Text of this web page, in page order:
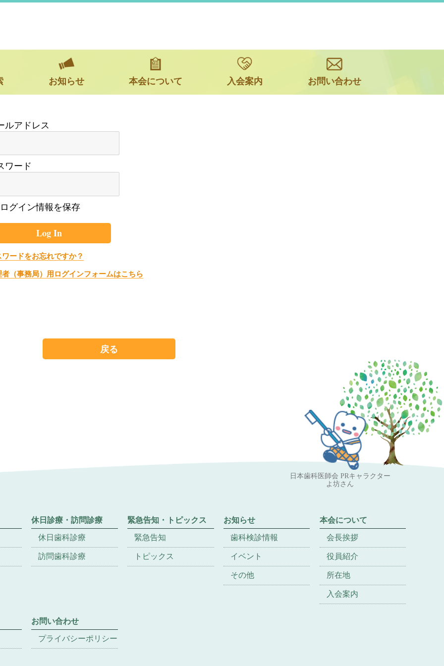
お知らせ 本会について 入会案内 お問い合わせ
ワード
ログイン情報を保存
ワードをお忘れですか？
者（事務局）用ログインフォームはこちら
戻る
日本歯科医師会 PRキャラクター
よ坊さん
休日診療・訪問診療
休日歯科診療
訪問歯科診療
緊急告知・トピックス
緊急告知
トピックス
お知らせ
歯科検診情報
イベント
その他
本会について
会長挨拶
役員紹介
所在地
入会案内
お問い合わせ
プライバシーポリシー